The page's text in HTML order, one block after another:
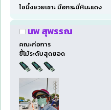
ไซมึ้งซวยเซาะ มือกระบี่หิมะแดง
นพ สุพรรณ
คณะก่อการ
ขี้โม้ระดับสุดยอด